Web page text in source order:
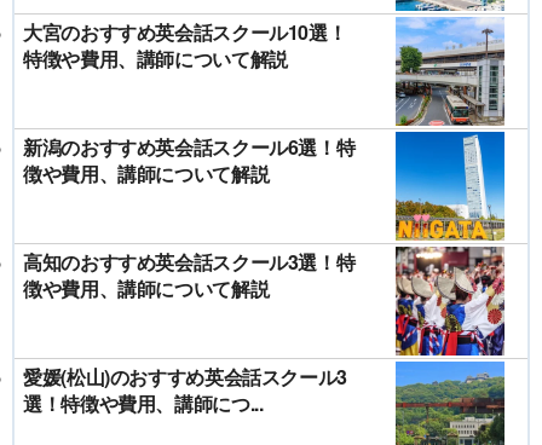
大宮のおすすめ英会話スクール10選！
特徴や費用、講師について解説
新潟のおすすめ英会話スクール6選！特
徴や費用、講師について解説
高知のおすすめ英会話スクール3選！特
徴や費用、講師について解説
愛媛(松山)のおすすめ英会話スクール3
選！特徴や費用、講師につ...